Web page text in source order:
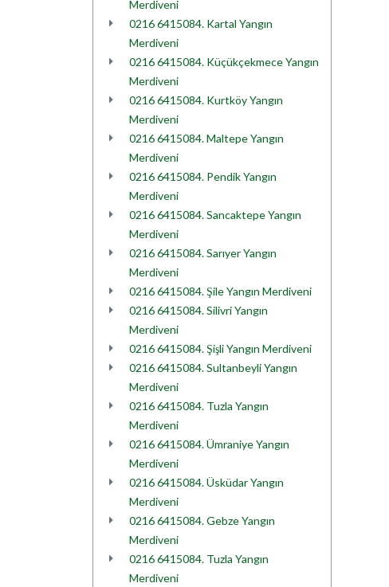
Merdiveni
0216 6415084. Kartal Yangın
Merdiveni
0216 6415084. Küçükçekmece Yangın
Merdiveni
0216 6415084. Kurtköy Yangın
Merdiveni
0216 6415084. Maltepe Yangın
Merdiveni
0216 6415084. Pendik Yangın
Merdiveni
0216 6415084. Sancaktepe Yangın
Merdiveni
0216 6415084. Sarıyer Yangın
Merdiveni
0216 6415084. Şile Yangın Merdiveni
0216 6415084. Silivri Yangın
Merdiveni
0216 6415084. Şişli Yangın Merdiveni
0216 6415084. Sultanbeyli Yangın
Merdiveni
0216 6415084. Tuzla Yangın
Merdiveni
0216 6415084. Ümraniye Yangın
Merdiveni
0216 6415084. Üsküdar Yangın
Merdiveni
0216 6415084. Gebze Yangın
Merdiveni
0216 6415084. Tuzla Yangın
Merdiveni